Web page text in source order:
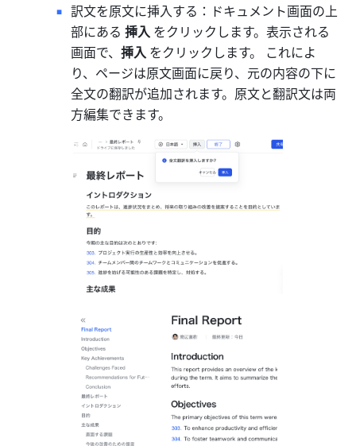
訳文を原文に挿入する：ドキュメント画面の上
部にある 挿入 をクリックします。表示される
画面で、挿入 をクリックします。 これによ
り、ページは原文画面に戻り、元の内容の下に
全文の翻訳が追加されます。原文と翻訳文は両
方編集できます。